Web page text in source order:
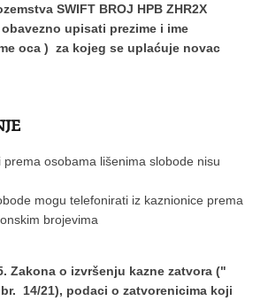
SWIFT BROJ HPB ZHR2X
upisati prezime i ime
oca ) za kojeg se uplaćuje novac
prema osobama lišenima slobode nisu
mogu telefonirati iz kaznionice prema
brojevima
Zakona o izvršenju kazne zatvora ("
14/21), podaci o zatvorenicima koji